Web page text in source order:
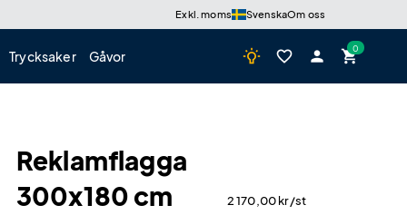
Exkl. moms SvenskaOm oss
Trycksaker Gåvor wb_incandescent favorite_border person shopping_cart
Reklamflagga
300x180 cm
2 170,00kr/st